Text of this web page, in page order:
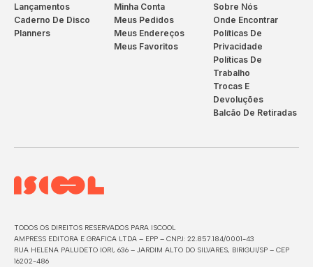
Lançamentos
Caderno De Disco
Planners
Minha Conta
Meus Pedidos
Meus Endereços
Meus Favoritos
Sobre Nós
Onde Encontrar
Políticas De
Privacidade
Políticas De
Trabalho
Trocas E
Devoluções
Balcão De Retiradas
TODOS OS DIREITOS RESERVADOS PARA ISCOOL
AMPRESS EDITORA E GRAFICA LTDA – EPP – CNPJ: 22.857.184/0001-43
RUA HELENA PALUDETO IORI, 636 – JARDIM ALTO DO SILVARES, BIRIGUI/SP – CEP
16202-486